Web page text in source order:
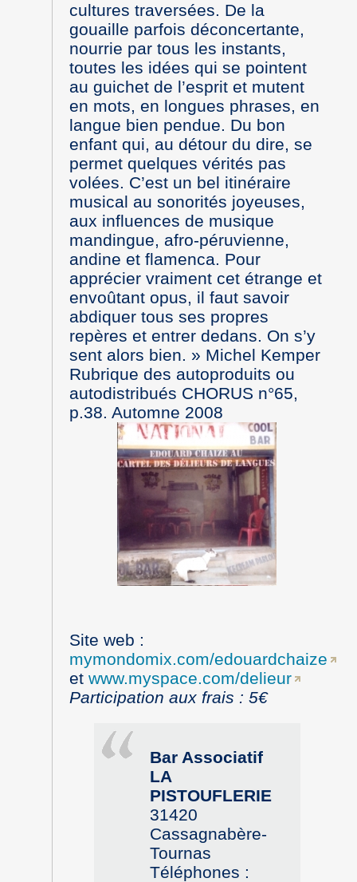
cultures traversées. De la
gouaille parfois déconcertante,
nourrie par tous les instants,
toutes les idées qui se pointent
au guichet de l’esprit et mutent
en mots, en longues phrases, en
langue bien pendue. Du bon
enfant qui, au détour du dire, se
permet quelques vérités pas
volées. C’est un bel itinéraire
musical au sonorités joyeuses,
aux influences de musique
mandingue, afro-péruvienne,
andine et flamenca. Pour
apprécier vraiment cet étrange et
envoûtant opus, il faut savoir
abdiquer tous ses propres
repères et entrer dedans. On s’y
sent alors bien. » Michel Kemper
Rubrique des autoproduits ou
autodistribués CHORUS n°65,
p.38. Automne 2008
Site web :
mymondomix.com/edouardchaize
et www.myspace.com/delieur
Participation aux frais : 5€
Bar Associatif
LA
PISTOUFLERIE
31420
Cassagnabère-
Tournas
Téléphones :